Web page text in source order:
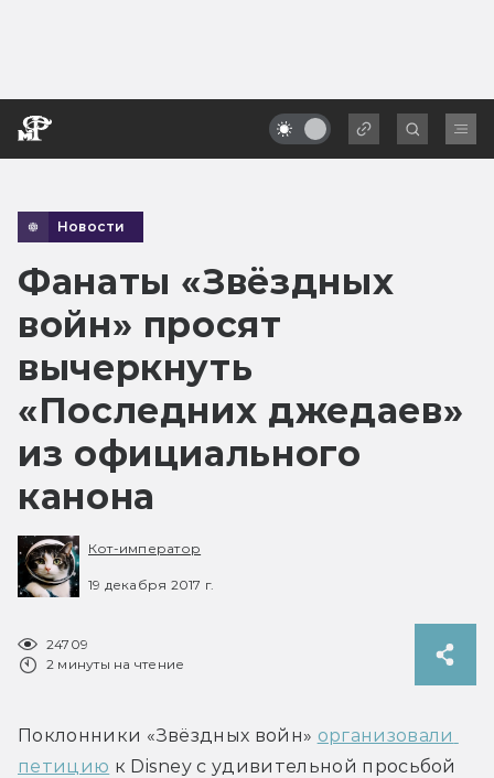
Новости
Фанаты «Звёздных
войн» просят
вычеркнуть
«Последних джедаев»
из официального
канона
Кот-император
19 декабря 2017 г.
24709
2 минуты на чтение
Поклонники «Звёздных войн» организовали
петицию к Disney с удивительной просьбой